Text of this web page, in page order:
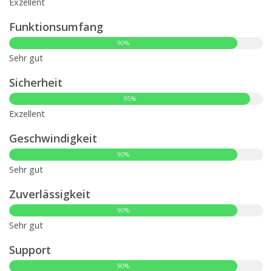
Funktionsumfang
90%
Sehr gut
Sicherheit
95%
Exzellent
Geschwindigkeit
90%
Sehr gut
Zuverlässigkeit
90%
Sehr gut
Support
90%